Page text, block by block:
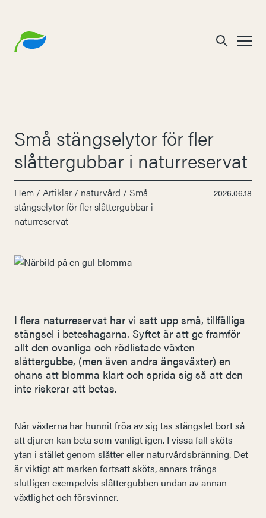
Små stängselytor för fler
slåttergubbar i naturreservat
Hem / Artiklar / naturvård / Små
stängselytor för fler slåttergubbar i
naturreservat
2026.06.18
I flera naturreservat har vi satt upp små, tillfälliga
stängsel i beteshagarna. Syftet är att ge framför
allt den ovanliga och rödlistade växten
slåttergubbe, (men även andra ängsväxter) en
chans att blomma klart och sprida sig så att den
inte riskerar att betas.
När växterna har hunnit fröa av sig tas stängslet bort så
att djuren kan beta som vanligt igen. I vissa fall sköts
ytan i stället genom slåtter eller naturvårdsbränning. Det
är viktigt att marken fortsatt sköts, annars trängs
slutligen exempelvis slåttergubben undan av annan
växtlighet och försvinner.